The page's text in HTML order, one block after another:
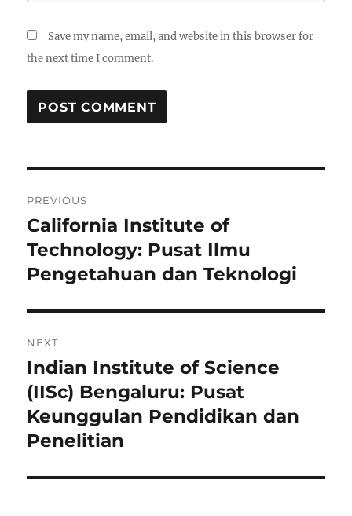
Save my name, email, and website in this browser for
the next time I comment.
navigation
PREVIOUS
Previous
post:
California Institute of
Technology: Pusat Ilmu
Pengetahuan dan Teknologi
NEXT
Next
post:
Indian Institute of Science
(IISc) Bengaluru: Pusat
Keunggulan Pendidikan dan
Penelitian